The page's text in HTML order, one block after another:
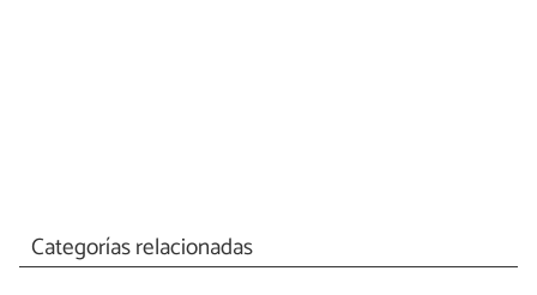
Categorías relacionadas